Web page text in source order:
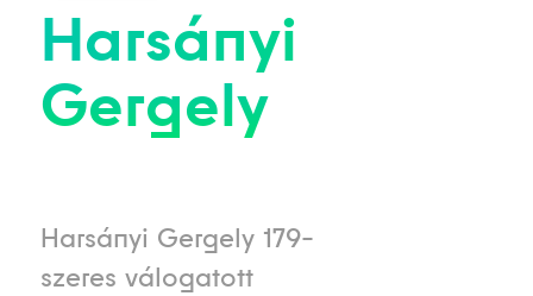
Harsányi
Gergely
Harsányi Gergely 179-
szeres válogatott